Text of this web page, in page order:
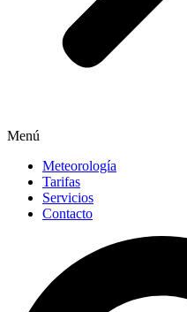
Menú
Meteorología
Tarifas
Servicios
Contacto